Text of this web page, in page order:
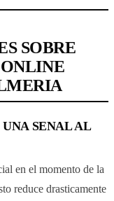
SOBRE
ONLINE
SENAL AL
en el momento de la
reduce drasticamente